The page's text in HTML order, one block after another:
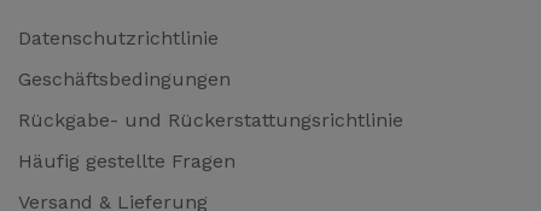
Datenschutzrichtlinie
Geschäftsbedingungen
Rückgabe- und Rückerstattungsrichtlinie
Häufig gestellte Fragen
Versand & Lieferung